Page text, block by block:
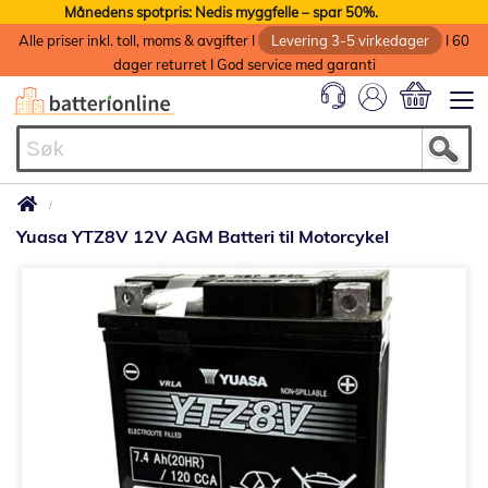
Månedens spotpris: Nedis myggfelle – spar 50%.
Alle priser inkl. toll, moms & avgifter I
Levering 3-5 virkedager
I 60
dager returret I God service med garanti
Yuasa YTZ8V 12V AGM Batteri til Motorcykel